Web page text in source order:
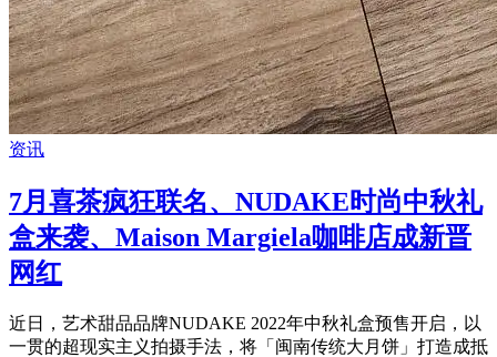
资讯
7月喜茶疯狂联名、NUDAKE时尚中秋礼
盒来袭、Maison Margiela咖啡店成新晋
网红
近日，艺术甜品品牌NUDAKE 2022年中秋礼盒预售开启，以
一贯的超现实主义拍摄手法，将「闽南传统大月饼」打造成抵